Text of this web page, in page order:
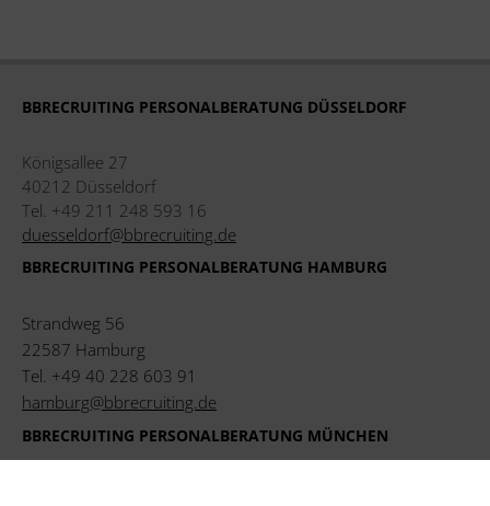
BBRECRUITING PERSONALBERATUNG DÜSSELDORF
Königsallee 27
40212 Düsseldorf
Tel. +49 211 248 593 16
duesseldorf@bbrecruiting.de
BBRECRUITING PERSONALBERATUNG HAMBURG
Strandweg 56
22587 Hamburg
Tel. +49 40 228 603 91
hamburg@bbrecruiting.de
BBRECRUITING PERSONALBERATUNG MÜNCHEN